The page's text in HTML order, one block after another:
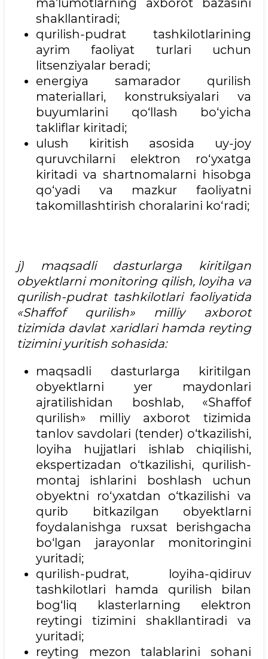
ma’lumotlarning axborot bazasini
shakllantiradi;
qurilish-pudrat tashkilotlarining
ayrim faoliyat turlari uchun
litsenziyalar beradi;
energiya samarador qurilish
materiallari, konstruksiyalari va
buyumlarini qo‘llash bo‘yicha
takliflar kiritadi;
ulush kiritish asosida uy-joy
quruvchilarni elektron ro‘yxatga
kiritadi va shartnomalarni hisobga
qo‘yadi va mazkur faoliyatni
takomillashtirish choralarini ko‘radi;
j) maqsadli dasturlarga kiritilgan
obyektlarni monitoring qilish, loyiha va
qurilish-pudrat tashkilotlari faoliyatida
«Shaffof qurilish» milliy axborot
tizimida davlat xaridlari hamda reyting
tizimini yuritish sohasida:
maqsadli dasturlarga kiritilgan
obyektlarni yer maydonlari
ajratilishidan boshlab, «Shaffof
qurilish» milliy axborot tizimida
tanlov savdolari (tender) o‘tkazilishi,
loyiha hujjatlari ishlab chiqilishi,
ekspertizadan o‘tkazilishi, qurilish-
montaj ishlarini boshlash uchun
obyektni ro‘yxatdan o‘tkazilishi va
qurib bitkazilgan obyektlarni
foydalanishga ruxsat berishgacha
bo‘lgan jarayonlar monitoringini
yuritadi;
qurilish-pudrat, loyiha-qidiruv
tashkilotlari hamda qurilish bilan
bog‘liq klasterlarning elektron
reytingi tizimini shakllantiradi va
yuritadi;
reyting mezon talablarini sohani